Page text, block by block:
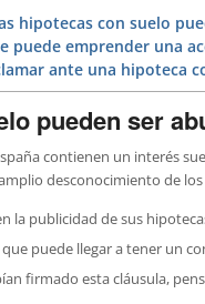
hipotecas con suelo
puede emprender una
ante una hipoteca
pueden ser
contienen un interés
desconocimiento de
la publicidad de sus
puede llegar a tener un
firmado esta cláusula,